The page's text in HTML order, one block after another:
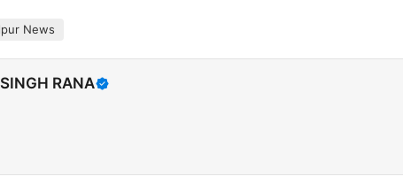
News
RANA